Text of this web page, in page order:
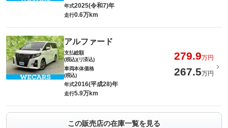
年式2025(令和7)年
走行0.6万km
アルファード
支払総額
(税込)(リ済込)
279.9万円
車両本体価格
(税込)
267.5万円
年式2016(平成28)年
走行5.9万km
この販売店の在庫一覧を見る